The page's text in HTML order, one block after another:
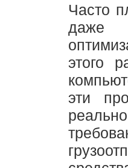
Часто
даже
этого
эти